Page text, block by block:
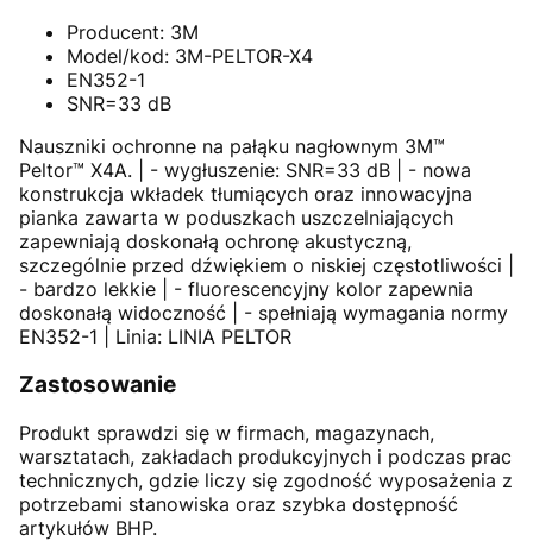
Producent: 3M
Model/kod: 3M-PELTOR-X4
EN352-1
SNR=33 dB
Nauszniki ochronne na pałąku nagłownym 3M™
Peltor™ X4A. | - wygłuszenie: SNR=33 dB | - nowa
konstrukcja wkładek tłumiących oraz innowacyjna
pianka zawarta w poduszkach uszczelniających
zapewniają doskonałą ochronę akustyczną,
szczególnie przed dźwiękiem o niskiej częstotliwości |
- bardzo lekkie | - fluorescencyjny kolor zapewnia
doskonałą widoczność | - spełniają wymagania normy
EN352-1 | Linia: LINIA PELTOR
Zastosowanie
Produkt sprawdzi się w firmach, magazynach,
warsztatach, zakładach produkcyjnych i podczas prac
technicznych, gdzie liczy się zgodność wyposażenia z
potrzebami stanowiska oraz szybka dostępność
artykułów BHP.